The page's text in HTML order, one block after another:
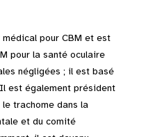
médical pour CBM et est
pour la santé oculaire
négligées ; il est basé
est également président
trachome dans la
et du comité